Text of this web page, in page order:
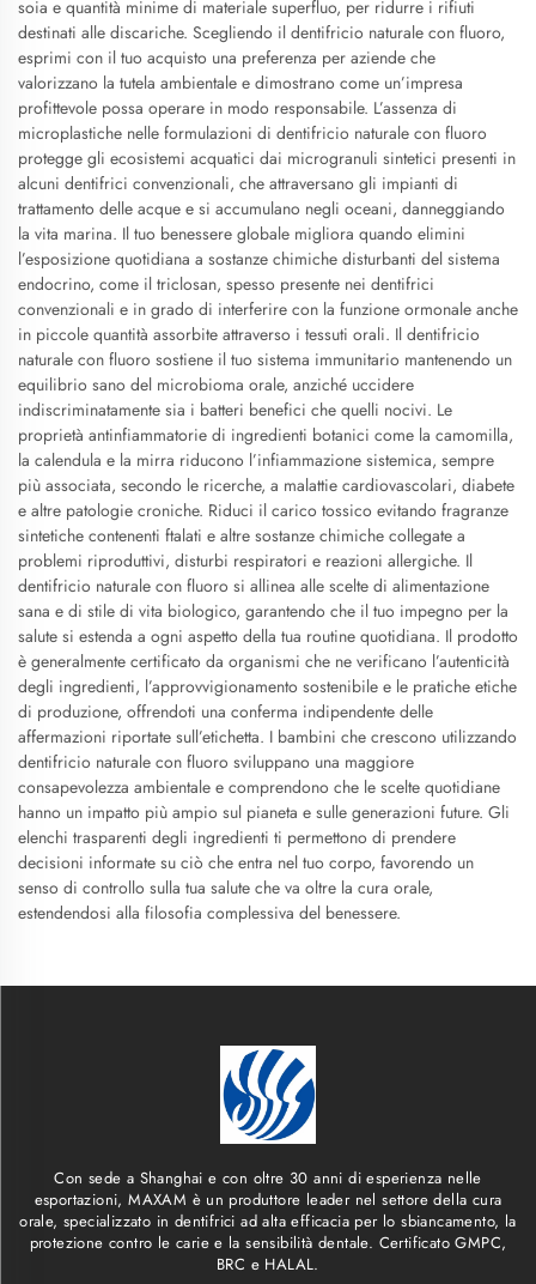
soia e quantità minime di materiale superfluo, per ridurre i rifiuti
destinati alle discariche. Scegliendo il dentifricio naturale con fluoro,
esprimi con il tuo acquisto una preferenza per aziende che
valorizzano la tutela ambientale e dimostrano come un’impresa
profittevole possa operare in modo responsabile. L’assenza di
microplastiche nelle formulazioni di dentifricio naturale con fluoro
protegge gli ecosistemi acquatici dai microgranuli sintetici presenti in
alcuni dentifrici convenzionali, che attraversano gli impianti di
trattamento delle acque e si accumulano negli oceani, danneggiando
la vita marina. Il tuo benessere globale migliora quando elimini
l’esposizione quotidiana a sostanze chimiche disturbanti del sistema
endocrino, come il triclosan, spesso presente nei dentifrici
convenzionali e in grado di interferire con la funzione ormonale anche
in piccole quantità assorbite attraverso i tessuti orali. Il dentifricio
naturale con fluoro sostiene il tuo sistema immunitario mantenendo un
equilibrio sano del microbioma orale, anziché uccidere
indiscriminatamente sia i batteri benefici che quelli nocivi. Le
proprietà antinfiammatorie di ingredienti botanici come la camomilla,
la calendula e la mirra riducono l’infiammazione sistemica, sempre
più associata, secondo le ricerche, a malattie cardiovascolari, diabete
e altre patologie croniche. Riduci il carico tossico evitando fragranze
sintetiche contenenti ftalati e altre sostanze chimiche collegate a
problemi riproduttivi, disturbi respiratori e reazioni allergiche. Il
dentifricio naturale con fluoro si allinea alle scelte di alimentazione
sana e di stile di vita biologico, garantendo che il tuo impegno per la
salute si estenda a ogni aspetto della tua routine quotidiana. Il prodotto
è generalmente certificato da organismi che ne verificano l’autenticità
degli ingredienti, l’approvvigionamento sostenibile e le pratiche etiche
di produzione, offrendoti una conferma indipendente delle
affermazioni riportate sull’etichetta. I bambini che crescono utilizzando
dentifricio naturale con fluoro sviluppano una maggiore
consapevolezza ambientale e comprendono che le scelte quotidiane
hanno un impatto più ampio sul pianeta e sulle generazioni future. Gli
elenchi trasparenti degli ingredienti ti permettono di prendere
decisioni informate su ciò che entra nel tuo corpo, favorendo un
senso di controllo sulla tua salute che va oltre la cura orale,
estendendosi alla filosofia complessiva del benessere.
Con sede a Shanghai e con oltre 30 anni di esperienza nelle
esportazioni, MAXAM è un produttore leader nel settore della cura
orale, specializzato in dentifrici ad alta efficacia per lo sbiancamento, la
protezione contro le carie e la sensibilità dentale. Certificato GMPC,
BRC e HALAL.